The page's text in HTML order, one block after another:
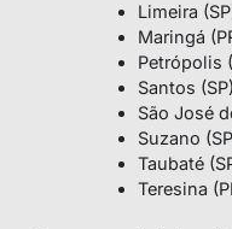
Limeira
Maringá
Petrópolis
Santos (SP)
São José
Suzano
Taubaté
Teresina